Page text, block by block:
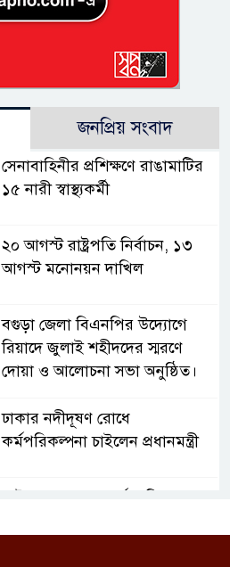
জনপ্রিয় সংবাদ
সেনাবাহিনীর প্রশিক্ষণে রাঙামাটির
১৫ নারী স্বাস্থ্যকর্মী
২০ আগস্ট রাষ্ট্রপতি নির্বাচন, ১৩
আগস্ট মনোনয়ন দাখিল
বগুড়া জেলা বিএনপির উদ্যোগে
রিয়াদে জুলাই শহীদদের স্মরণে
দোয়া ও আলোচনা সভা অনুষ্ঠিত।
ঢাকার নদীদূষণ রোধে
কর্মপরিকল্পনা চাইলেন প্রধানমন্ত্রী